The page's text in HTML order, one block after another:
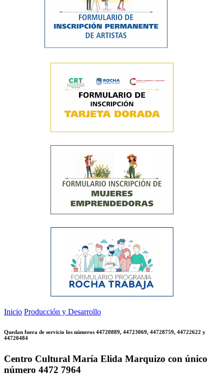
Inicio Producción y Desarrollo
Quedan fuera de servicio los números 44720889, 44723069, 44728759, 44722622 y
44720484
Centro Cultural María Elida Marquizo con único
número 4472 7964